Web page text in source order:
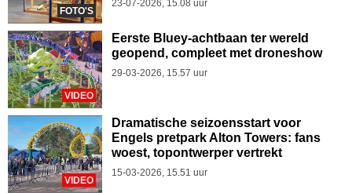
FOTO'S
23-07-2026, 15.08 uur
VIDEO
Eerste Bluey-achtbaan ter wereld
geopend, compleet met droneshow
29-03-2026, 15.57 uur
VIDEO
Dramatische seizoensstart voor
Engels pretpark Alton Towers: fans
woest, topontwerper vertrekt
15-03-2026, 15.51 uur